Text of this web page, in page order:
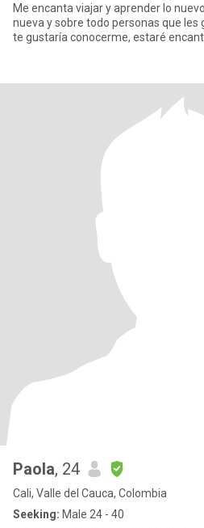
Me encanta viajar y aprender lo
nueva y sobre todo personas que les
te gustaría conocerme, estaré
Paola, 24
Cali, Valle del Cauca, Colombia
Seeking: Male 24 - 40